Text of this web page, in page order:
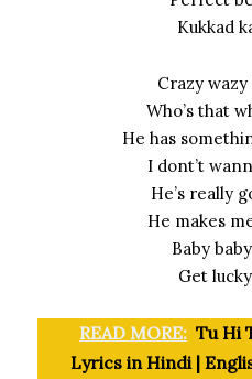
Kukkad
Crazy
Who’s that
He has
I dont’t
He’s really
He makes
Baby
Get
READ MORE: Tu Hi
Lyrics in Hindi |